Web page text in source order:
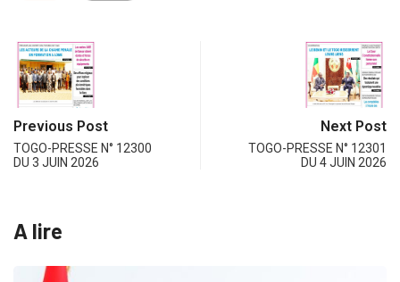
Previous Post
TOGO-PRESSE N° 12300
DU 3 JUIN 2026
Next Post
TOGO-PRESSE N° 12301
DU 4 JUIN 2026
A lire